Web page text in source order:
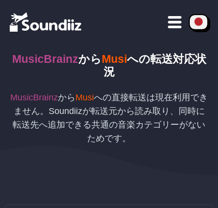
MusicBrainzからMusiへの転送対応状
況
MusicBrainzから Musiへの直接転送は現在利用でき
ません。Soundiizが転送元から読み取り、同時に
転送先へ追加できる共通の音楽カテゴリーがない
ためです。